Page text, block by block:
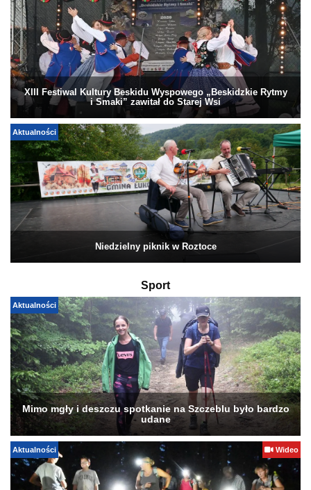
XIII Festiwal Kultury Beskidu Wyspowego „Beskidzkie Rytmy
i Smaki” zawitał do Starej Wsi
Aktualności
Niedzielny piknik w Roztoce
Sport
Aktualności
Mimo mgły i deszczu spotkanie na Szczeblu było bardzo
udane
Aktualności Wideo